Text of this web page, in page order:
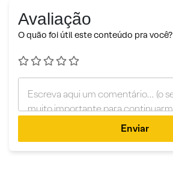
Avaliação
O quão foi útil este conteúdo pra você?
Enviar